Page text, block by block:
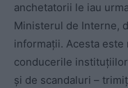
anchetatorii le iau
Ministerul de Interne,
informații. Acesta este
conducerile
și de scandaluri –